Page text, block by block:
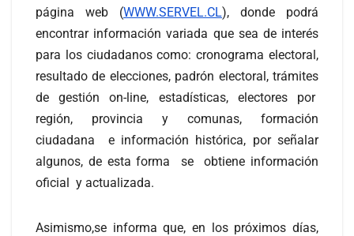
página web (WWW.SERVEL.CL), donde podrá
encontrar información variada que sea de interés
para los ciudadanos como: cronograma electoral,
resultado de elecciones, padrón electoral, trámites
de gestión on-line, estadísticas, electores por
región, provincia y comunas, formación
ciudadana e información histórica, por señalar
algunos, de esta forma se obtiene información
oficial y actualizada.
Asimismo,se informa que, en los próximos días,